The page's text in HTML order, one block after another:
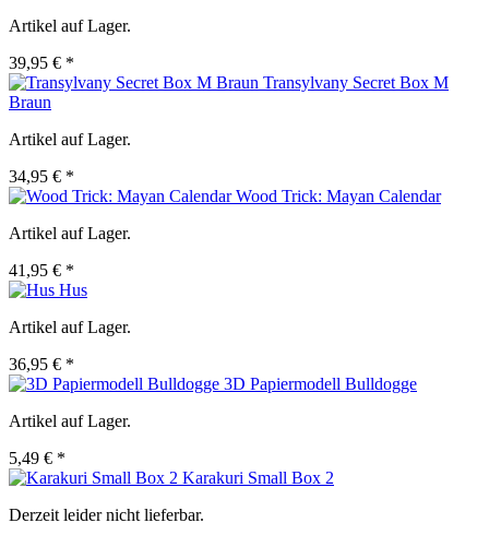
Artikel auf Lager.
39,95 € *
Transylvany Secret Box M
Braun
Artikel auf Lager.
34,95 € *
Wood Trick: Mayan Calendar
Artikel auf Lager.
41,95 € *
Hus
Artikel auf Lager.
36,95 € *
3D Papiermodell Bulldogge
Artikel auf Lager.
5,49 € *
Karakuri Small Box 2
Derzeit leider nicht lieferbar.